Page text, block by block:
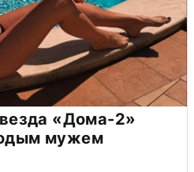
«Дома-2»
мужем